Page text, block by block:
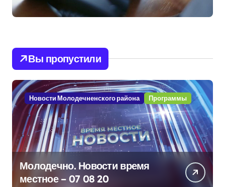
Вы пропустили
Новости Молодечненского района Программы
Молодечно. Новости время
местное – 07 08 20